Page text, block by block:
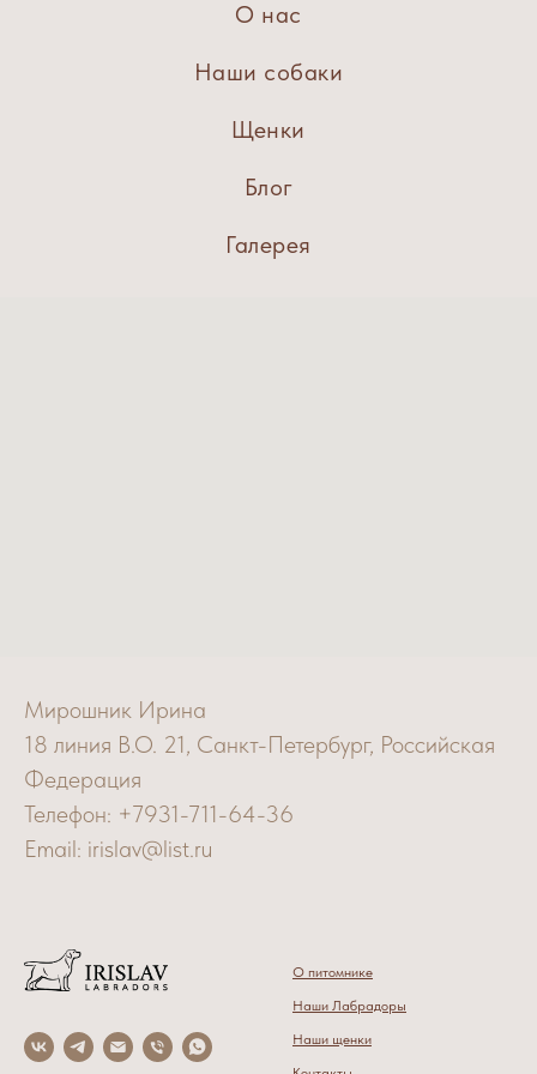
О нас
Наши собаки
Щенки
Блог
Галерея
Мирошник Ирина
18 линия В.О. 21, Санкт-Петербург, Российская
Федерация
Телефон: +7931-711-64-36
Email: irislav@list.ru
О питомнике
Наши Лабрадоры
Наши щенки